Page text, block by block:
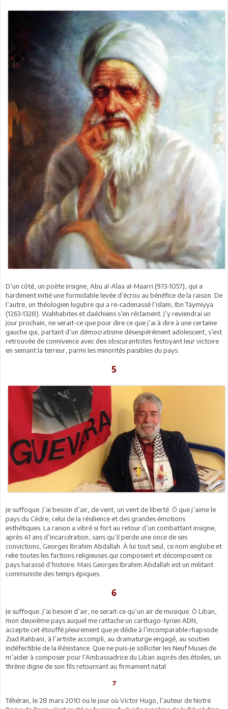
D’un côté, un poète insigne, Abu al-Alaa al-Maarri (973-1057), qui a
hardiment initié une formidable levée d’écrou au bénéfice de la raison. De
l’autre, un théologien lugubre qui a re-cadenassé l’islam, Ibn Taymiyya
(1263-1328). Wahhabites et daéchiens s’en réclament. J’y reviendrai un
jour prochain, ne serait-ce que pour dire ce que j’ai à dire à une certaine
gauche qui, partant d’un démocratisme désespérément adolescent, s’est
retrouvée de connivence avec des obscurantistes festoyant leur victoire
en semant la terreur, parmi les minorités paisibles du pays.
5
Je suffoque. J’ai besoin d’air, de vent, un vent de liberté. Ô que j’aime le
pays du Cèdre, celui de la résilience et des grandes émotions
esthétiques. La raison a vibré si fort au retour d’un combattant insigne,
après 41 ans d’incarcération, sans qu’il perde une once de ses
convictions, Georges Ibrahim Abdallah. À lui tout seul, ce nom englobe et
relie toutes les factions religieuses qui composent et décomposent ce
pays harassé d’histoire. Mais Georges Ibrahim Abdallah est un militant
communiste des temps épiques…
6
Je suffoque. J’ai besoin d’air, ne serait-ce qu’un air de musique. Ô Liban,
mon deuxième pays auquel me rattache un carthago-tyrien ADN,
accepte cet étouffé pleurement que je dédie à l’incomparable rhapsode
Ziad Rahbani, à l’artiste accompli, au dramaturge engagé, au soutien
indéfectible de la Résistance. Que ne puis-je solliciter les Neuf Muses de
m’aider à composer pour l’Ambassadrice du Liban auprès des étoiles, un
thrène digne de son fils retournant au firmament natal.
7
Téhéran, le 28 mars 2010 ou le jour où Victor Hugo, l’auteur de Notre